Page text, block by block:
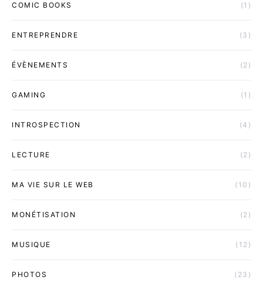
COMIC BOOKS (1)
ENTREPRENDRE (3)
ÉVÈNEMENTS (2)
GAMING (1)
INTROSPECTION (4)
LECTURE (2)
MA VIE SUR LE WEB (10)
MONÉTISATION (2)
MUSIQUE (12)
PHOTOS (23)